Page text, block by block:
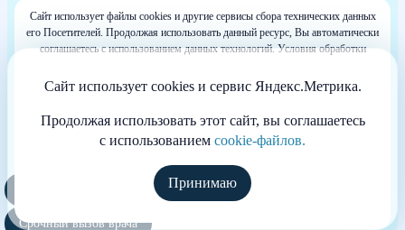
Сайт использует файлы cookies и другие сервисы сбора технических данных
его Посетителей. Продолжая использовать данный ресурс, Вы автоматически
соглашаетесь с использованием данных технологий. Условия обработки
согласны с подобными условиями, просим покинуть наш Сайт.
Весь контент, размещенный на информационном ресурсе, предназначен для
личного ознакомления и не является офертой
Информация сайта не может служить источником постановки диагноза и
назначения лечения.
Сайт принадлежит частной компании, не размещающей на нём рекламу. Не
является официальным сайтом клиники. Основная миссия сайта состоит в
оказании медицинской и информационной помощи больным.
Сайт использует cookies и сервис Яндекс.Метрика.
Продолжая использовать этот сайт, вы соглашаетесь
с использованием cookie-файлов.
Принимаю
Срочный вызов врача